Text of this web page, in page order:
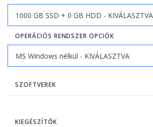
OPERÁCIÓS RENDSZER OPCIÓK
SZOFTVEREK
KIEGÉSZÍTŐK